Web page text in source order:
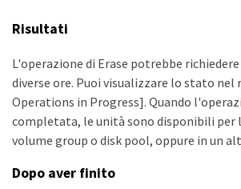
Risultati
L'operazione di Erase potrebbe
diverse ore. Puoi visualizzare lo stato nel
Operations in Progress]. Quando
completata, le unità sono disponibili per
volume group o disk pool, oppure in un
Dopo aver finito